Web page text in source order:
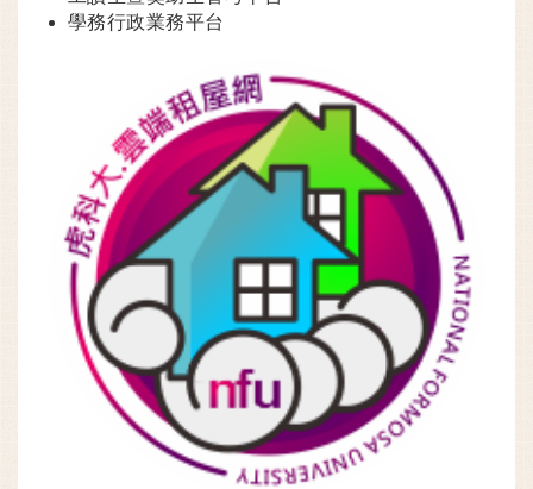
學務行政業務平台